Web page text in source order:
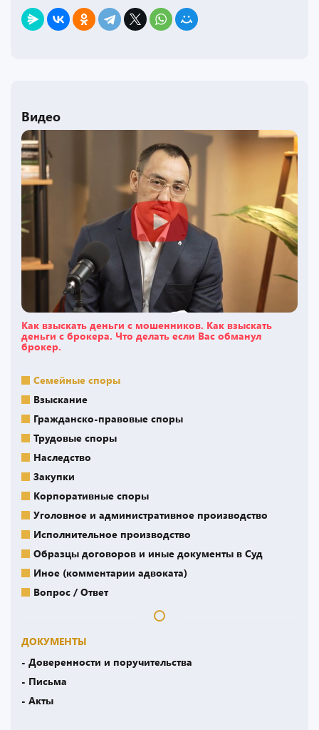
Видео
Как взыскать деньги с мошенников. Как взыскать
деньги с брокера. Что делать если Вас обманул
брокер.
Семейные споры
Взыскание
Гражданско-правовые споры
Трудовые споры
Наследство
Закупки
Корпоративные споры
Уголовное и административное производство
Исполнительное производство
Образцы договоров и иные документы в Суд
Иное (комментарии адвоката)
Вопрос / Ответ
ДОКУМЕНТЫ
- Доверенности и поручительства
- Письма
- Акты